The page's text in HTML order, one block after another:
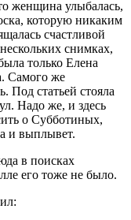
женщина улыбалась,
которую никаким
счастливой
снимках,
только Елена
Самого же
Под статьей стояла
Надо же, и здесь
о Субботиных,
и выплывет.
в поисках
его тоже не было.